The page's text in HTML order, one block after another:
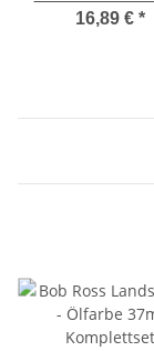
16,89 € *